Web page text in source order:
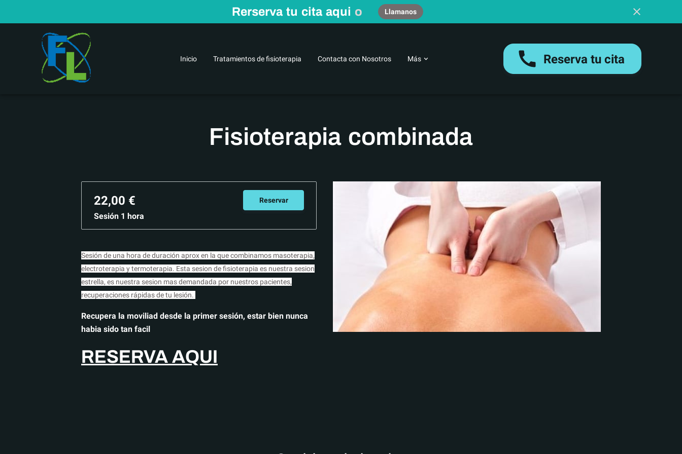
Rerserva tu cita aqui o Llamanos
Inicio Tratamientos de fisioterapia
Contacta con Nosotros
Más Reserva tu cita
Fisioterapia combinada
22,00 €
Sesión 1 hora
Reservar
Sesión de una hora de duración aprox en la que combinamos masoterapia,
electroterapia y termoterapia. Esta sesion de fisioterapia es nuestra sesion
estrella, es nuestra sesion mas demandada por nuestros pacientes,
recuperaciones rápidas de tu lesión.
Recupera la moviliad desde la primer sesión, estar bien nunca
habia sido tan facil
RESERVA AQUI